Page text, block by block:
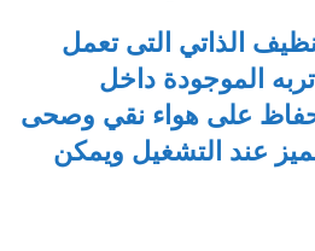
الذاتي التى تعمل
الموجودة داخل
على هواء نقي وصحى
عند التشغيل ويمكن